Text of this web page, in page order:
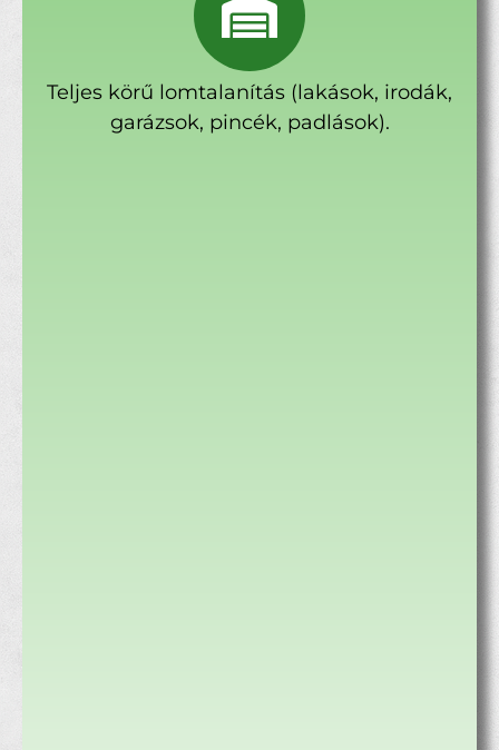
Teljes körű lomtalanítás (lakások, irodák,
garázsok, pincék, padlások).